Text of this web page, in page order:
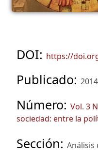
DOI: https://
Publicado:
Número: Vol. 3
sociedad: entre la
Sección: Análisis